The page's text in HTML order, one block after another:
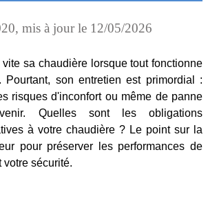
, mis à jour le 12/05/2026
sa chaudière lorsque tout fonctionne
Pourtant, son entretien est primordial :
risques d'inconfort ou même de panne
Quelles sont les obligations
à votre chaudière ? Le point sur la
pour préserver les performances de
votre sécurité.